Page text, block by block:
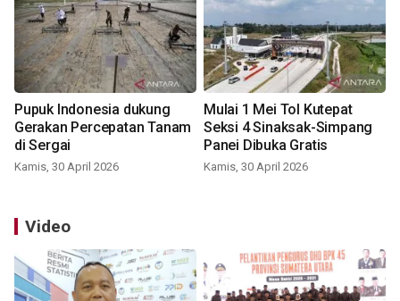
Pupuk Indonesia dukung
Gerakan Percepatan Tanam
di Sergai
Kamis, 30 April 2026
Mulai 1 Mei Tol Kutepat
Seksi 4 Sinaksak-Simpang
Panei Dibuka Gratis
Kamis, 30 April 2026
Video